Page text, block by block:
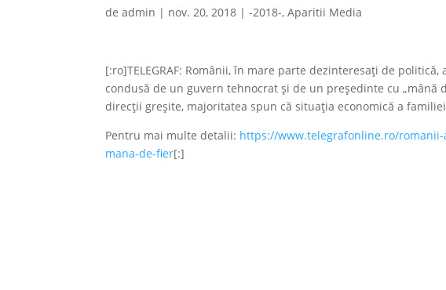
deadmin | nov. 20, 2018 |-2018-,Aparitii Media
[:ro]TELEGRAF: Românii, în mare parte dezinteresaţi de
condusă de un guvern tehnocrat şi de un preşedinte cu „mână
direcţii greşite, majoritatea spun că situaţia economică a
Pentru mai multe detalii: https://www.telegrafonline.ro/
mana-de-fier[:]